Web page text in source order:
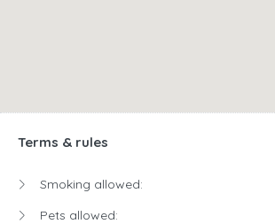
Terms & rules
Smoking allowed:
Pets allowed: